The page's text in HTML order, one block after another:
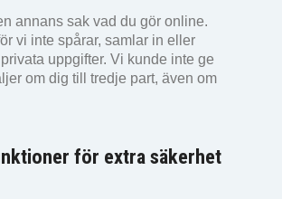
annans sak vad du gör online.
vi inte spårar, samlar in eller
uppgifter. Vi kunde inte ge
om dig till tredje part, även om
för extra säkerhet